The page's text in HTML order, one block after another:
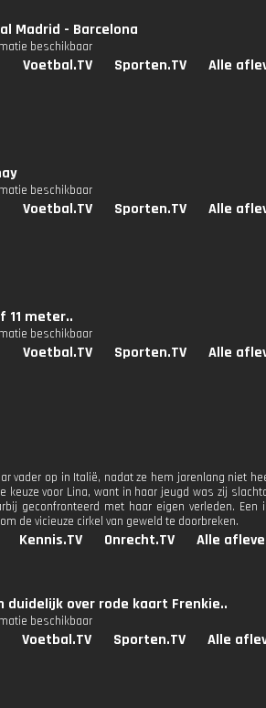
Madrid - Barcelona
beschikbaar
Voetbal.TV Sporten.TV Alle
beschikbaar
Voetbal.TV Sporten.TV Alle
11 meter..
beschikbaar
Voetbal.TV Sporten.TV Alle
vader op in Italië, nadat ze hem jarenlang niet
keuze voor Lina, want in haar jeugd was zij
geconfronteerd met haar eigen verleden.
de vicieuze cirkel van geweld te doorbreken.
Kennis.TV Onrecht.TV Alle
duidelijk over rode kaart Frenkie..
beschikbaar
Voetbal.TV Sporten.TV Alle